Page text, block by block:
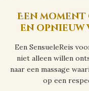
Een
en
Een SensueleReis
niet alleen willen
naar een massage
op een